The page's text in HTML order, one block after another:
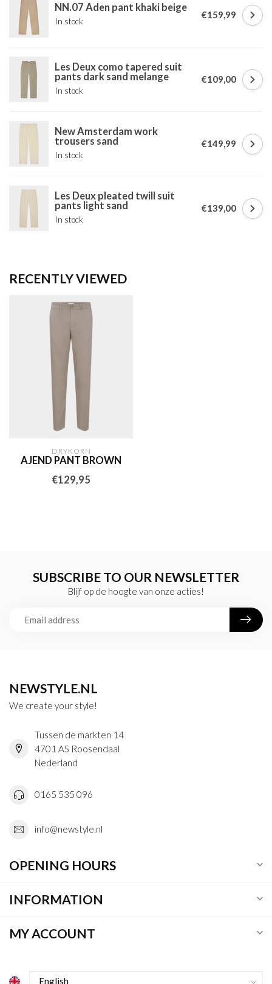
NN.07 Aden pant khaki beige
In stock
€159,99
Les Deux como tapered suit
pants dark sand melange
In stock
€109,00
New Amsterdam work
trousers sand
In stock
€149,99
Les Deux pleated twill suit
pants light sand
In stock
€139,00
RECENTLY VIEWED
DRYKORN
AJEND PANT BROWN
€129,95
SUBSCRIBE TO OUR NEWSLETTER
Blijf op de hoogte van onze acties!
NEWSTYLE.NL
We create your style!
Tussen de markten 14
4701 AS Roosendaal
Nederland
0165 535 096
info@newstyle.nl
OPENING HOURS
INFORMATION
MY ACCOUNT